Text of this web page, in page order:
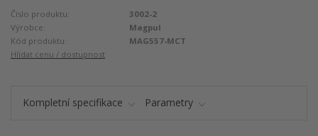
Číslo produktu:
3002-2
Výrobce:
Magpul
Kód produktu:
MAG557-MCT
Hlídat cenu / dostupnost
Kompletní specifikace Parametry